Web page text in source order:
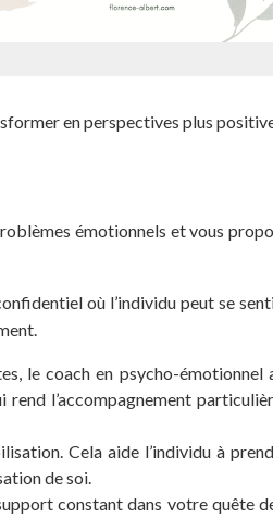
en perspectives plus
émotionnels et vous
où l’individu peut se
le coach en psycho-émotionnel
rend l’accompagnement
Cela aide l’individu à
de soi.
constant dans votre quête